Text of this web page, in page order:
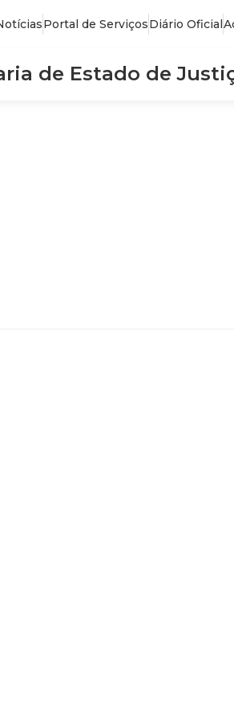
Portal de ServiçosDiário Oficial
de Estado de